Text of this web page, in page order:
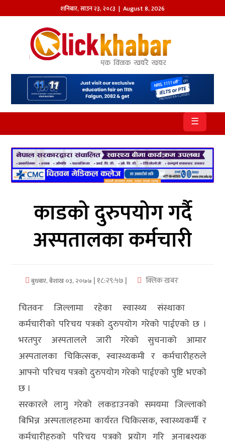
शनिबार,साउन२३,२०८३ | August 8, 2026
होमपेज
समाज
प्रदेश
आजको
पत्रिका
सम्पादकीय
अन्तर्राष्ट्रिय
मनाेरञ्जन
विज्ञान
प्रविधि
अन्तरर्वार्ता
विचार/
ब्लग
खेलकुद
रोचक
☰
काडको दुरुपयोग गर्दै
अस्पतालका कर्मचारी
बुधबार, बैशाख ०३, २०७७ | १८:२९:५७ | क्लिक खबर
चितवनः जिल्लामा रहेका स्वास्थ्य संस्थाका
कर्मचारीको परिचय पत्रको दुरुपयोग गरेको पाईएको छ ।
भरतपुर अस्पतालले जारी गरेको सुचनाको आमार
अस्पतालका चिकित्सक, स्वास्थ्यकमी र कर्मचारीहरुले
आफ्नो परिचय पत्रको दुरुपयोग गरेको पाईएको पुष्टि भएको
छ ।
सरकारले लागु गरेको लकडाउनको समयमा जिल्लाको
बिभिन्न अस्पतालहरुमा कार्यरत चिकित्सक, स्वास्थ्यकर्मी र
कर्मचारीहरुको परिचय पत्रको प्रयोग गरि अनाबश्यक